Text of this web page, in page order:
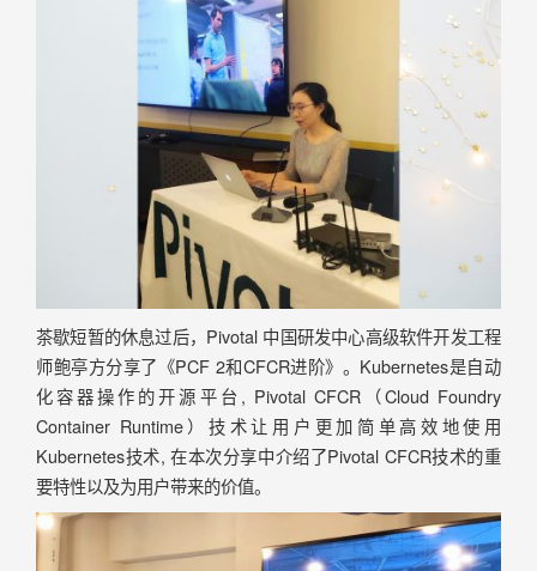
茶歇短暂的休息过后，Pivotal 中国研发中心高级软件开发工程
师鲍亭方分享了《PCF 2和CFCR进阶》。Kubernetes是自动
化容器操作的开源平台, Pivotal CFCR（Cloud Foundry
Container Runtime）技术让用户更加简单高效地使用
Kubernetes技术, 在本次分享中介绍了Pivotal CFCR技术的重
要特性以及为用户带来的价值。